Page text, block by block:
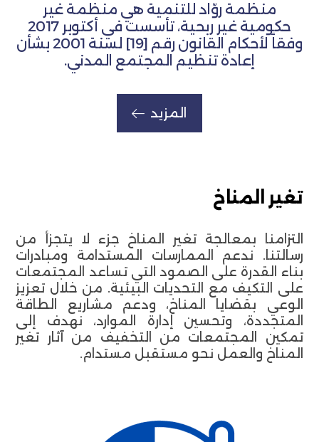
منظمة روّاد للتنمية هي منظمة غير
حكومية غير ربحية، تأسست في أكتوبر 2017
وفقاً لأحكام القانون رقم [19] لسنة 2001 بشأن
إعادة تنظيم المجتمع المدني.
المزيد
تغير المناخ
التزامنا بمعالجة تغير المناخ جزء لا يتجزأ من
رسالتنا. ندعم الممارسات المستدامة ومبادرات
بناء القدرة على الصمود التي تساعد المجتمعات
على التكيف مع التحديات البيئية. من خلال تعزيز
الوعي بقضايا المناخ، ودعم مشاريع الطاقة
المتجددة، وتحسين إدارة الموارد، نهدف إلى
تمكين المجتمعات من التخفيف من آثار تغير
المناخ والعمل نحو مستقبل مستدام.